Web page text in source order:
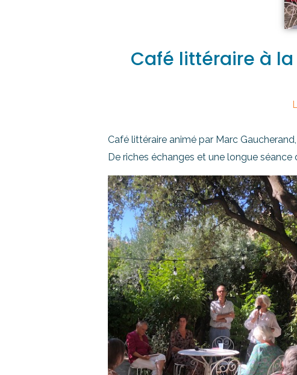
Café littéraire à la
Café littéraire animé par Marc
De riches échanges et une longue séance